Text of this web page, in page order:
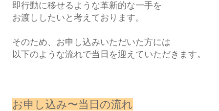
即行動に移せるような革新的な一手を
お渡ししたいと考えております。
そのため、お申し込みいただいた方には
以下のような流れで当日を迎えていただきます。
お申し込み〜当日の流れ